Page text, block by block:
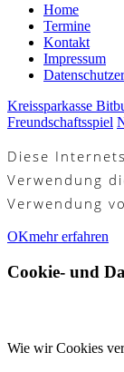
Home
Termine
Kontakt
Impressum
Kreissparkasse
Freundschaftsspiel
Diese
Verwendung
Verwendung
OKmehr erfahren
Cookie- und
Wie wir Cookies